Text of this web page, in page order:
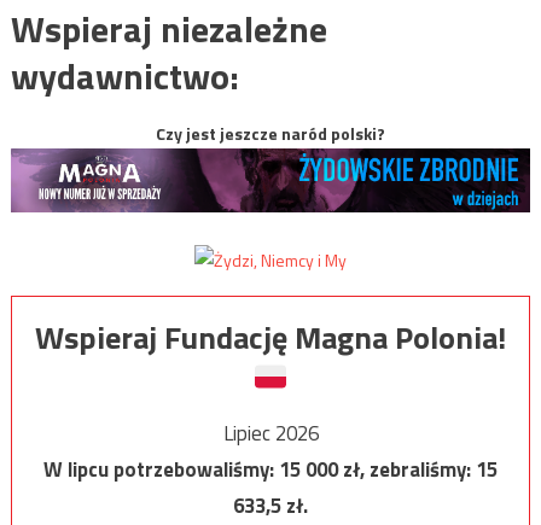
Wspieraj niezależne
wydawnictwo:
Czy jest jeszcze naród polski?
Wspieraj Fundację Magna Polonia!
Lipiec 2026
W lipcu potrzebowaliśmy:15 000zł, zebraliśmy:15
633,5zł.